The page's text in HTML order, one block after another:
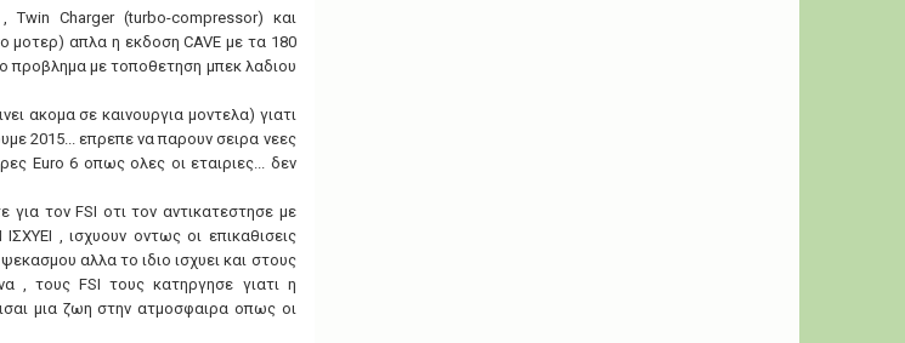
Charger (turbo-compressor) και
μοτερ) απλα η εκδοση CAVE με τα 180
προβλημα με τοποθετηση μπεκ λαδιου
ακομα σε καινουργια μοντελα) γιατι
2015... επρεπε να παρουν σειρα νεες
Euro 6 οπως ολες οι εταιριες... δεν
τον FSI οτι τον αντικατεστησε με
, ισχυουν οντως οι επικαθισεις
αλλα το ιδιο ισχυει και στους
, τους FSI τους κατηργησε γιατι η
μια ζωη στην ατμοσφαιρα οπως οι